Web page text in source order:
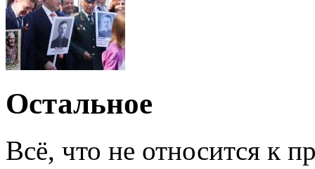
Остальное
Всё, что не относится к